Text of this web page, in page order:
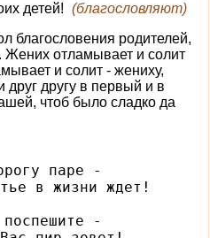
детей! (благословляют)
благословения родителей,
Жених отламывает и солит
и солит - жениху,
другу в первый и в
чтоб было сладко да
паре -
в жизни ждет!
поспешите -